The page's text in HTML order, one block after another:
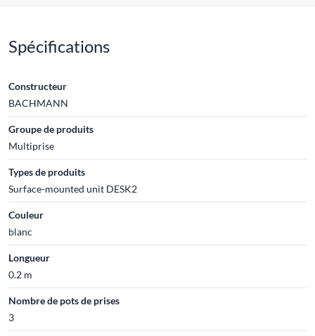
Spécifications
Constructeur
BACHMANN
Groupe de produits
Multiprise
Types de produits
Surface-mounted unit DESK2
Couleur
blanc
Longueur
0.2 m
Nombre de pots de prises
3